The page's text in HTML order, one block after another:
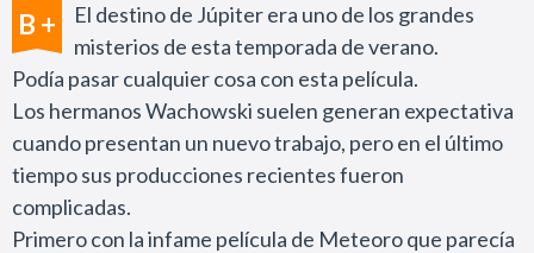
B +
El destino de Júpiter era uno de los grandes
misterios de esta temporada de verano.
Podía pasar cualquier cosa con esta película.
Los hermanos Wachowski suelen generan expectativa
cuando presentan un nuevo trabajo, pero en el último
tiempo sus producciones recientes fueron
complicadas.
Primero con la infame película de Meteoro que parecía